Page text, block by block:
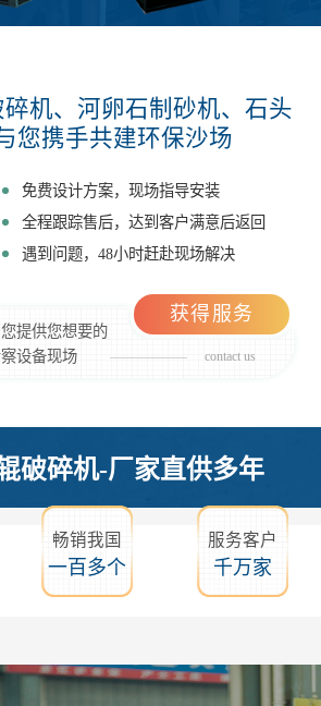
机、河卵石制砂机、石头
您携手共建环保沙场
免费设计方案，现场指导安装
全程跟踪售后，达到客户满意后返回
遇到问题，48小时赶赴现场解决
提供您想要的
设备现场
contact us
获得服务
破碎机-厂家直供多年
畅销我国
一百多个
服务客户
千万家